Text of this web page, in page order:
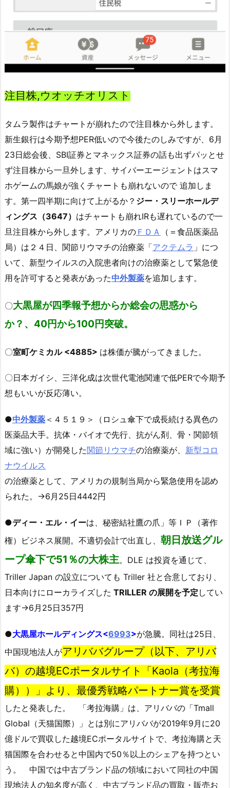
注目株,ウオッチオリスト
タムラ製作はチャートが崩れたので注目株から外します。
新生銀行は今期予想PER低いので今後たのしみですが、6月
23日総会後、SBI証券とマネックス証券の話も出ずパッとせ
ず注目株から一旦外します、サイバーエージェントはスマ
ホゲームの馬娘が強くチャートも崩れないので 追加しま
す。第一四半期に向けて上がるか？ ジー・スリーホールデ
ィングス（3647） はチャートも崩れIRも遅れているので一
旦注目株から外します。アメリカの ＦＤＡ
（＝食品医薬品
局）は２４日、関節リウマチの治療薬「アクテムラ 」につ
いて、新型ウイルスの入院患者向けの治療薬として緊急使
用を許可すると発表があった中外製薬を追加します。
〇大黒屋が四季報予想からか総会の思惑から
か？、40円から100円突破。
〇室町ケミカル <4885> は株価が騰がってきました。
〇日本ガイシ、三洋化成は次世代電池関連で低PERで今期予
想もいいが反応薄い。
●中外製薬 ＜４５１９＞（ロシュ傘下で成長続ける異色の
医薬品大手。抗体・バイオで先行、抗がん剤、骨・関節領
域に強い）が開発した関節リウマチの治療薬が、 新型コロ
ナウイルス
の治療薬として、アメリカの規制当局から緊急使用を認め
られた。→6月25日4442円
●ディー・エル・イーは、秘密結社鷹の爪」等ＩＰ（著作
権）ビジネス展開。不適切会計で出直し、 朝日放送グル
ープ傘下で51％の大株主。DLE は投資を通じて、
Triller Japan の設立についても Triller 社と合意しており、
日本向けにローカライズした TRILLER の展開を予定 してい
ます→6月25日357円
●大黒屋ホールディングス<6993>が急騰。同社は25日、
中国現地法人がアリババグループ（以下、アリバ
バ）の越境ECポータルサイト「Kaola（考拉海
購））」より、最優秀戦略パートナー賞を受賞
したと発表した。 「考拉海購」は、アリババの「Tmall
Global（天猫国際）」とは別にアリババが2019年9月に20
億ドルで買収した越境ECポータルサイトで、考拉海購と天
猫国際を合わせると中国内で50％以上のシェアを持つとい
う。 中国では中古ブランド品の領域において同社の中国
現地法人の知名度が高く、中古ブランド品の買取・販売お